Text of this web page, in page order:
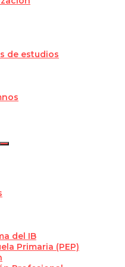
de estudios
del IB
Primaria (PEP)